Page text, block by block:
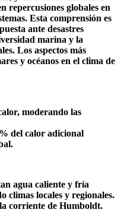
repercusiones globales en
Esta comprensión es
ante desastres
marina y la
Los aspectos más
y océanos en el clima de
moderando las
del calor adicional
agua caliente y fría
climas locales y regionales.
corriente de Humboldt.